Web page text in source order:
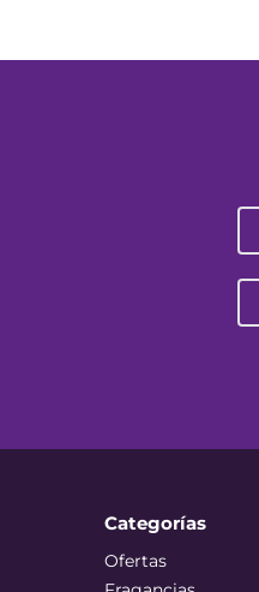
Categorías
Ofertas